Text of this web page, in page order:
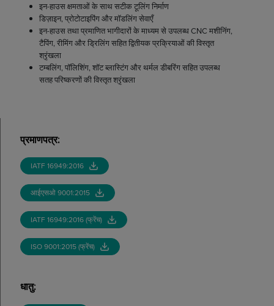
इन-हाउस क्षमताओं के साथ सटीक टूलिंग निर्माण
डिज़ाइन, प्रोटोटाइपिंग और मॉडलिंग सेवाएँ
इन-हाउस तथा प्रमाणित भागीदारों के माध्यम से उपलब्ध CNC मशीनिंग,
टैपिंग, रीमिंग और ड्रिलिंग सहित द्वितीयक प्रक्रियाओं की विस्तृत
श्रृंखला
टम्बलिंग, पॉलिशिंग, शॉट ब्लास्टिंग और थर्मल डीबरिंग सहित उपलब्ध
सतह परिष्करणों की विस्तृत श्रृंखला
प्रमाणपत्र:
IATF 16949:2016
आईएसओ 9001:2015
IATF 16949:2016 (फ्रेंच)
ISO 9001:2015 (फ्रेंच)
धातु: